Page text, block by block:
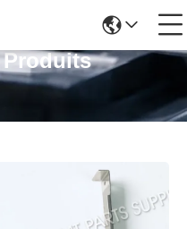
Produits